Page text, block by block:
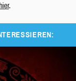
hier.